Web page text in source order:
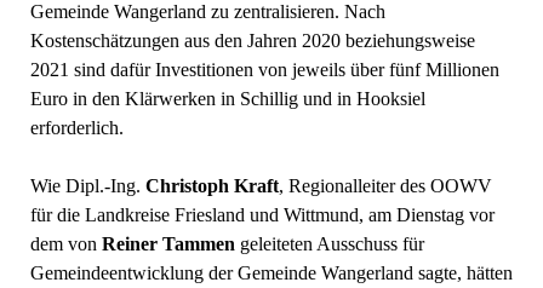
Gemeinde Wangerland zu zentralisieren. Nach
Kostenschätzungen aus den Jahren 2020 beziehungsweise
2021 sind dafür Investitionen von jeweils über fünf Millionen
Euro in den Klärwerken in Schillig und in Hooksiel
erforderlich.
Wie Dipl.-Ing. Christoph Kraft, Regionalleiter des OOWV
für die Landkreise Friesland und Wittmund, am Dienstag vor
dem von Reiner Tammen geleiteten Ausschuss für
Gemeindeentwicklung der Gemeinde Wangerland sagte, hätten